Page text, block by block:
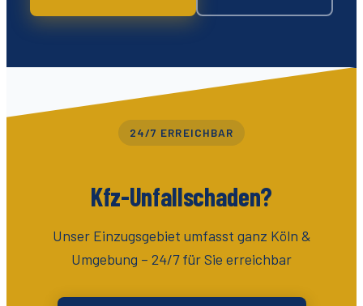
24/7 ERREICHBAR
Kfz-Unfallschaden?
Unser Einzugsgebiet umfasst ganz Köln &
Umgebung – 24/7 für Sie erreichbar